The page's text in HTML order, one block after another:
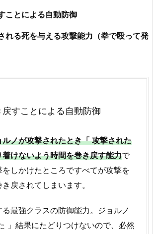
ことによる自動防御
れる死を与える攻撃能力（拳で殴って発
すことによる自動防御
ルノが攻撃されたとき「 攻撃された
けないよう時間を巻き戻す能力で
しかけたところですべてが攻撃を
戻されてしまいます。
最強クラスの防御能力。ジョルノ
」結果にたどりつけないので、必然